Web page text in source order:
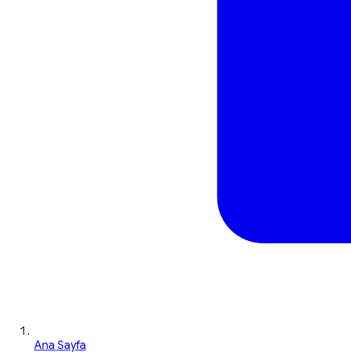
Ana Sayfa